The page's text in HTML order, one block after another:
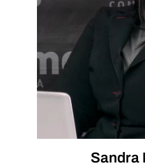
Sandra